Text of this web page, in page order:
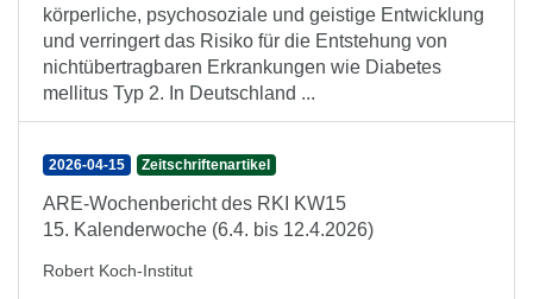
körperliche, psychosoziale und geistige Entwicklung
und verringert das Risiko für die Entstehung von
nichtübertragbaren Erkrankungen wie Diabetes
mellitus Typ 2. In Deutschland ...
2026-04-15 Zeitschriftenartikel
ARE-Wochenbericht des RKI KW15
15. Kalenderwoche (6.4. bis 12.4.2026)
Robert Koch-Institut